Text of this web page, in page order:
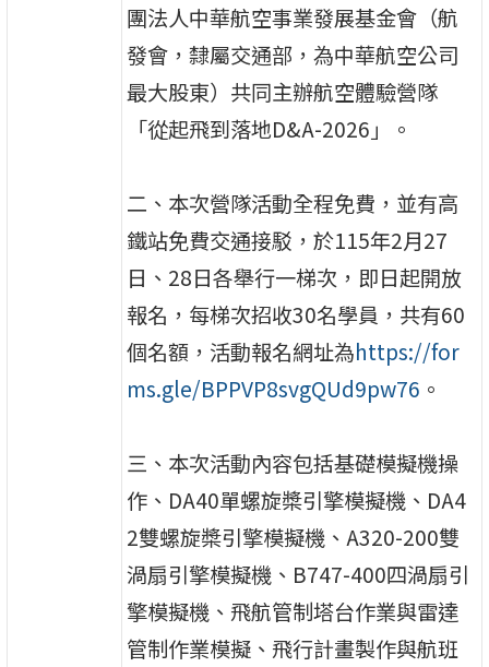
團法人中華航空事業發展基金會（航
發會，隸屬交通部，為中華航空公司
最大股東）共同主辦航空體驗營隊
「從起飛到落地D&A-2026」。
二、本次營隊活動全程免費，並有高
鐵站免費交通接駁，於115年2月27
日、28日各舉行一梯次，即日起開放
報名，每梯次招收30名學員，共有60
個名額，活動報名網址為https://for
ms.gle/BPPVP8svgQUd9pw76 。
三、本次活動內容包括基礎模擬機操
作、DA40單螺旋槳引擎模擬機、DA4
2雙螺旋槳引擎模擬機、A320-200雙
渦扇引擎模擬機、B747-400四渦扇引
擎模擬機、飛航管制塔台作業與雷達
管制作業模擬、飛行計畫製作與航班